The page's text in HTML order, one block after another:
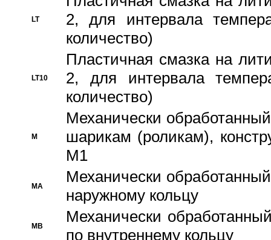
LT
2, для интервала
количество)
LT10
Пластичная смазка на
2, для интервала
количество)
M
Механически
шарикам (роликам),
M1
MA
Механически
наружному кольцу
MB
Механически
по внутреннему кольцу